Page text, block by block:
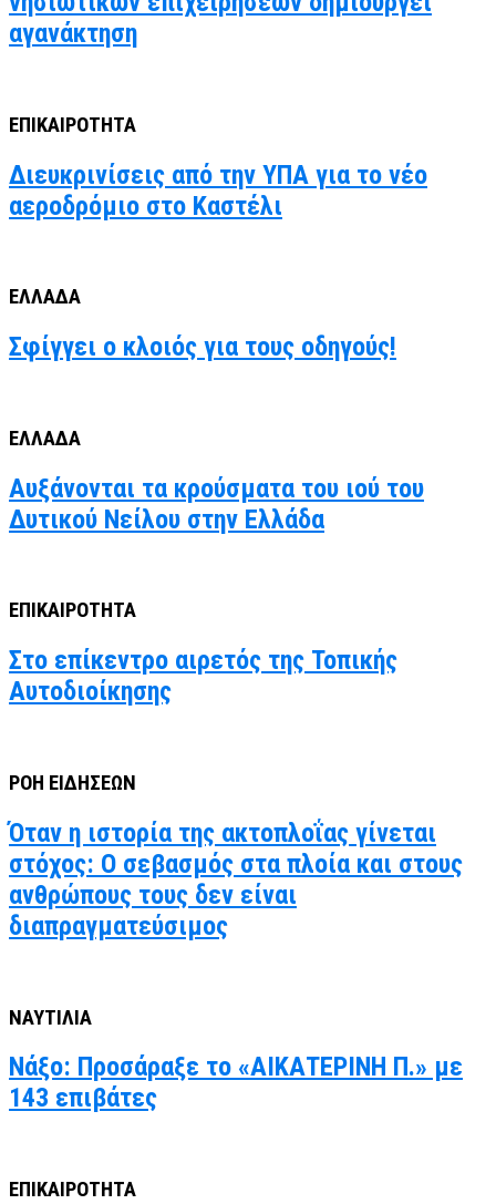
αγανάκτηση
ΕΠΙΚΑΙΡΟΤΗΤΑ
Διευκρινίσεις από την ΥΠΑ για το νέο
αεροδρόμιο στο Καστέλι
ΕΛΛΑΔΑ
Σφίγγει ο κλοιός για τους οδηγούς!
ΕΛΛΑΔΑ
Αυξάνονται τα κρούσματα του ιού του
Δυτικού Νείλου στην Ελλάδα
ΕΠΙΚΑΙΡΟΤΗΤΑ
Στο επίκεντρο αιρετός της Τοπικής
Αυτοδιοίκησης
ΡΟΗ ΕΙΔΗΣΕΩΝ
Όταν η ιστορία της ακτοπλοΐας γίνεται
στόχος: Ο σεβασμός στα πλοία και στους
ανθρώπους τους δεν είναι
διαπραγματεύσιμος
ΝΑΥΤΙΛΙΑ
Νάξο: Προσάραξε το «ΑΙΚΑΤΕΡΙΝΗ Π.» με
143 επιβάτες
ΕΠΙΚΑΙΡΟΤΗΤΑ